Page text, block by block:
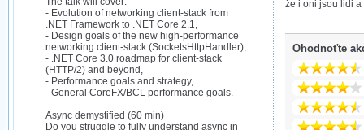
- Evolution of networking client-stack from
.NET Framework to .NET Core 2.1,
- Design goals of the new high-performance
networking client-stack (SocketsHttpHandler),
- .NET Core 3.0 roadmap for client-stack
(HTTP/2) and beyond,
- Performance goals and strategy,
- General CoreFX/BCL performance goals.
Async demystified (60 min)
Do you struggle to fully understand async in
že i oni jsou lidi
Ohodnoťte